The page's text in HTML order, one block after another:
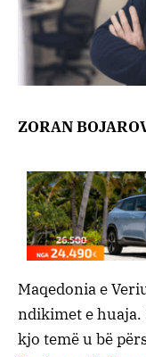
ZORAN
Maqedonia e
ndikimet e huaja.
kjo temë u bë